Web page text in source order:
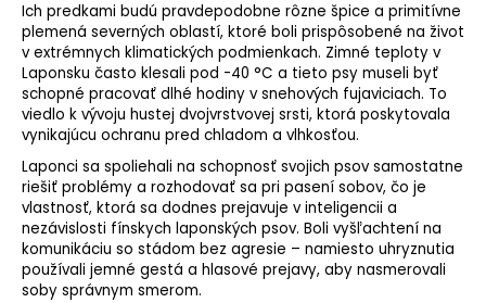
Ich predkami budú pravdepodobne rôzne špice a primitívne
plemená severných oblastí, ktoré boli prispôsobené na život
v extrémnych klimatických podmienkach. Zimné teploty v
Laponsku často klesali pod -40 °C a tieto psy museli byť
schopné pracovať dlhé hodiny v snehových fujaviciach. To
viedlo k vývoju hustej dvojvrstvovej srsti, ktorá poskytovala
vynikajúcu ochranu pred chladom a vlhkosťou.
Laponci sa spoliehali na schopnosť svojich psov samostatne
riešiť problémy a rozhodovať sa pri pasení sobov, čo je
vlastnosť, ktorá sa dodnes prejavuje v inteligencii a
nezávislosti fínskych laponských psov. Boli vyšľachtení na
komunikáciu so stádom bez agresie – namiesto uhryznutia
používali jemné gestá a hlasové prejavy, aby nasmerovali
soby správnym smerom.